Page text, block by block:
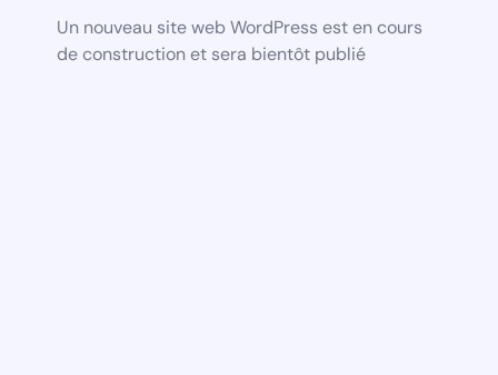
Un nouveau site web WordPress est en cours
de construction et sera bientôt publié